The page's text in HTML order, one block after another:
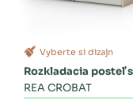
Vyberte si dizajn
Rozkladacia posteľ
zásuvkami
REA CROBAT